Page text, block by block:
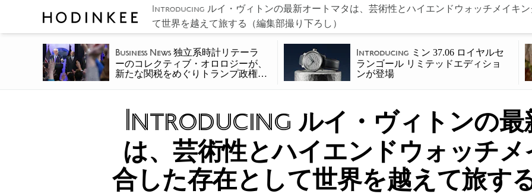
Introducing ルイ・ヴィトンの最新オートマタは、芸術性とハイエンドウォッチメイキ
て世界を越えて旅する（編集部撮り下ろし）
Business News 独立系時計リテーラ
ーのコレクティブ・オロロジーが、
新たな関税をめぐりトランプ政権を
Introducing ミン 37.06 ロイヤルセ
ランゴール リミテッドエディショ
ンが登場
Introducing ルイ・ヴィトンの
は、芸術性とハイエンドウォッチ
合した存在として世界を越えて旅す